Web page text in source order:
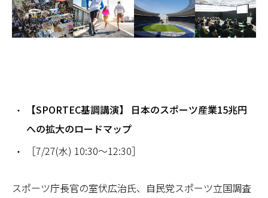
【SPORTEC基調講演】
日本のスポーツ産業15兆円
への拡大のロードマップ
［7/27(水) 10:30～12:30］
スポーツ庁長官の室伏広治氏、自民党スポーツ立国調査